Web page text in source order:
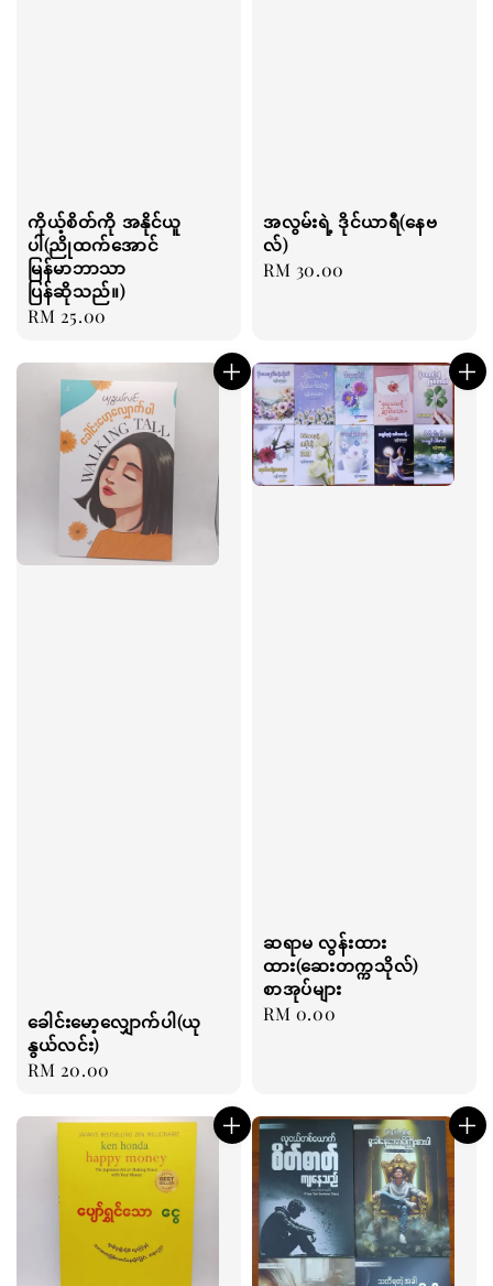
ကိုယ့်စိတ်ကို အနိုင်ယူ
ပါ(ညိုထက်အောင်
မြန်မာဘာသာ
ပြန်ဆိုသည်။)
Regular
RM 25.00
အလွမ်းရဲ့ ဒိုင်ယာရီ(နေဗ
လ်)
Regular
RM 30.00
ခေါင်းမော့လျှောက်ပါ(ယု
နွယ်လင်း)
Regular
RM 20.00
ဆရာမ လွန်းထား
ထား(ဆေးတက္ကသိုလ်)
စာအုပ်များ
Regular
RM 0.00